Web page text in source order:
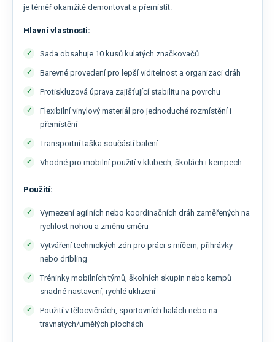
je téměř okamžitě demontovat a přemístit.
Hlavní vlastnosti:
Sada obsahuje 10 kusů kulatých značkovačů
Barevné provedení pro lepší viditelnost a organizaci dráh
Protiskluzová úprava zajišťující stabilitu na povrchu
Flexibilní vinylový materiál pro jednoduché rozmístění i
přemístění
Transportní taška součástí balení
Vhodné pro mobilní použití v klubech, školách i kempech
Použití:
Vymezení agilních nebo koordinačních dráh zaměřených na
rychlost nohou a změnu směru
Vytváření technických zón pro práci s míčem, přihrávky
nebo dribling
Tréninky mobilních týmů, školních skupin nebo kempů –
snadné nastavení, rychlé uklizení
Použití v tělocvičnách, sportovních halách nebo na
travnatých/umělých plochách